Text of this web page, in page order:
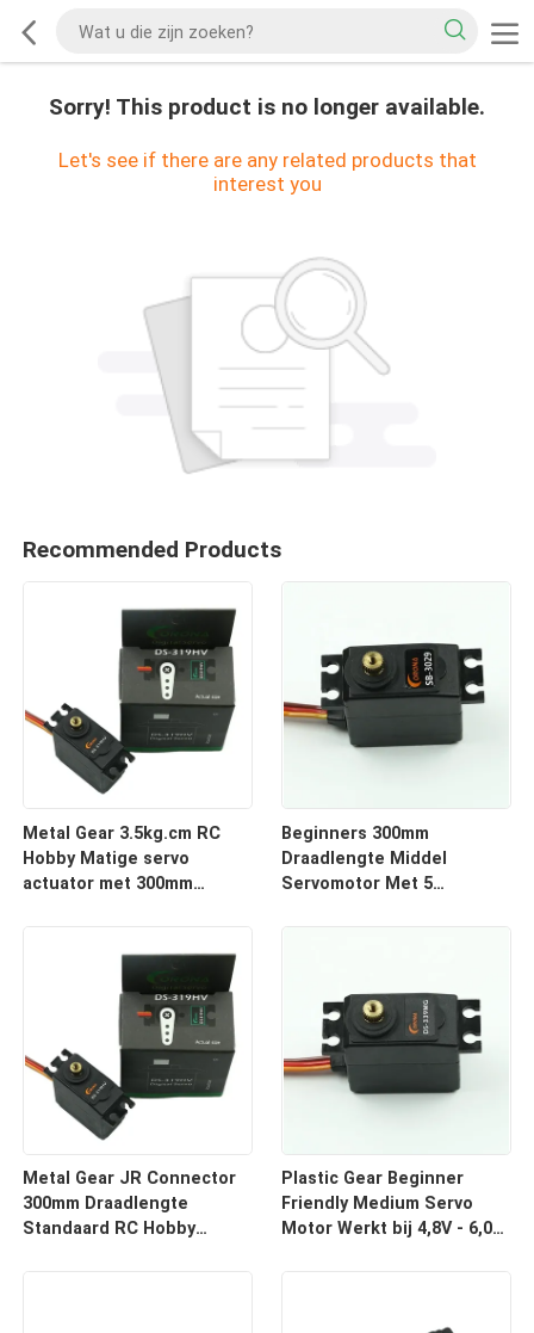
Sorry! This product is no longer available.
Let's see if there are any related products that
interest you
Recommended Products
Metal Gear 3.5kg.cm RC
Hobby Matige servo
actuator met 300mm
Beginners 300mm
Draadlengte Middel
Servomotor Met 5
Metal Gear JR Connector
300mm Draadlengte
Standaard RC Hobby
Plastic Gear Beginner
Friendly Medium Servo
Motor Werkt bij 4,8V - 6,0V